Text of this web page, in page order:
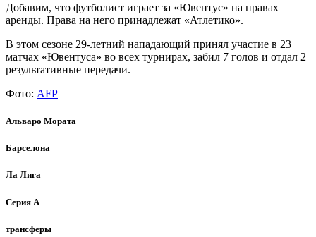
Добавим, что футболист играет за «Ювентус» на правах
аренды. Права на него принадлежат «Атлетико».
В этом сезоне 29-летний нападающий принял участие в 23
матчах «Ювентуса» во всех турнирах, забил 7 голов и отдал 2
результативные передачи.
Фото: AFP
Альваро Мората
Барселона
Ла Лига
Серия А
трансферы